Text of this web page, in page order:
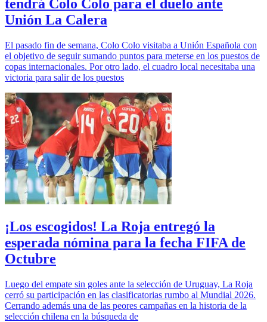
tendrá Colo Colo para el duelo ante
Unión La Calera
El pasado fin de semana, Colo Colo visitaba a Unión Española con
el objetivo de seguir sumando puntos para meterse en los puestos de
copas internacionales. Por otro lado, el cuadro local necesitaba una
victoria para salir de los puestos
¡Los escogidos! La Roja entregó la
esperada nómina para la fecha FIFA de
Octubre
Luego del empate sin goles ante la selección de Uruguay, La Roja
cerró su participación en las clasificatorias rumbo al Mundial 2026.
Cerrando además una de las peores campañas en la historia de la
selección chilena en la búsqueda de